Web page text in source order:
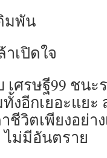
มพัน
เปิดใจ
เศรษฐี99 ชน
งอีกเยอะแย
ชีวิตเพียงอย่า
ม่มีอันตราย